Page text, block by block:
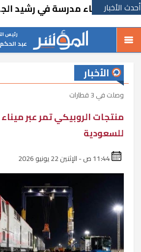
أحدث الأخباربإنشاء مدرسة في رشيد
رئيس
عبد
الأخبار
وصلت في 3 قطارات
منتجات الروبيكي تمر عبر
للسعودية